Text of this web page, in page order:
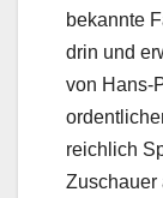
bekannte
drin und
von Hans-
reichlich
Zuschauer